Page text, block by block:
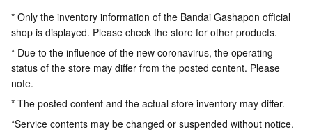
* Only the inventory information of the Bandai Gashapon official
shop is displayed. Please check the store for other products.
* Due to the influence of the new coronavirus, the operating
status of the store may differ from the posted content. Please
note.
* The posted content and the actual store inventory may differ.
*Service contents may be changed or suspended without notice.